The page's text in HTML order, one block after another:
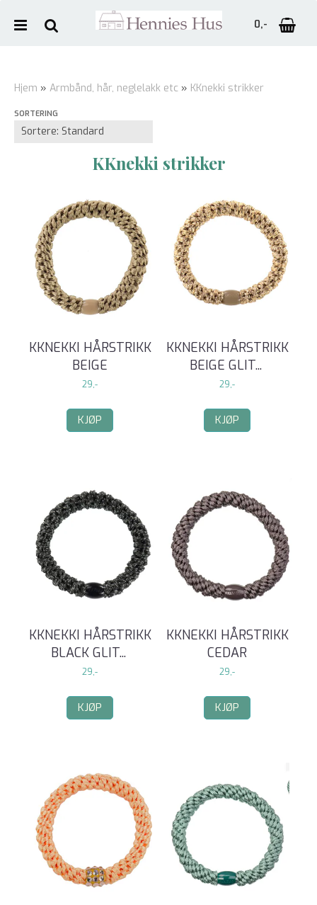
0,-
Hjem » Armbånd, hår, neglelakk etc » KKnekki strikker
SORTERING
KKnekki strikker
KKNEKKI HÅRSTRIKK
BEIGE
29,-
KJØP
KKNEKKI HÅRSTRIKK
BEIGE GLIT...
29,-
KJØP
KKNEKKI HÅRSTRIKK
BLACK GLIT...
29,-
KJØP
KKNEKKI HÅRSTRIKK
CEDAR
29,-
KJØP